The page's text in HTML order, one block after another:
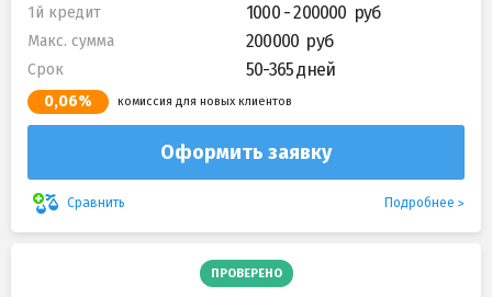
1й кредит 1000 - 200000
Макс. сумма 200000
Срок 50-365 дней
0,06% комиссия для новых клиентов
Оформить заявку
Сравнить Подробнее
ПРОВЕРЕНО